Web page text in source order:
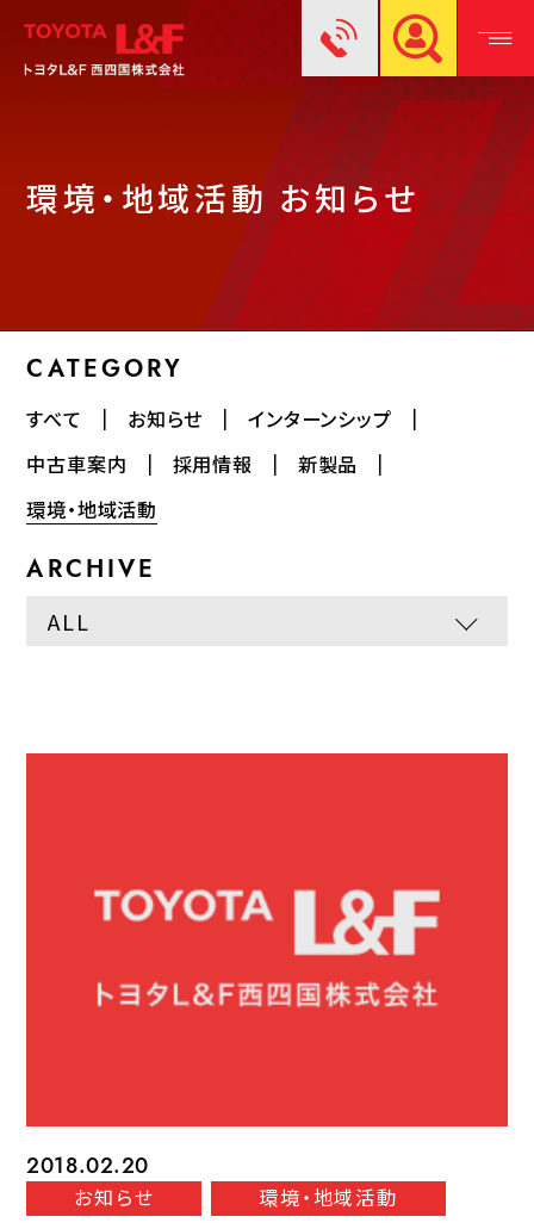
環境・地域活動 お知らせ
CATEGORY
すべて お知らせ
インターンシップ
中古車案内
採用情報
新製品
環境・地域活動
ARCHIVE
2018.02.20
お知らせ 環境・地域活動